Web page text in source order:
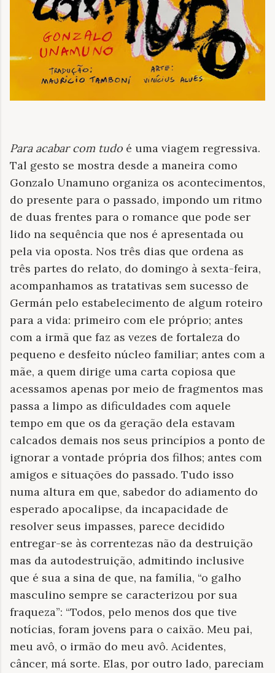
Para acabar com tudo é uma viagem regressiva.
Tal gesto se mostra desde a maneira como
Gonzalo Unamuno organiza os acontecimentos,
do presente para o passado, impondo um ritmo
de duas frentes para o romance que pode ser
lido na sequência que nos é apresentada ou
pela via oposta. Nos três dias que ordena as
três partes do relato, do domingo à sexta-feira,
acompanhamos as tratativas sem sucesso de
Germán pelo estabelecimento de algum roteiro
para a vida: primeiro com ele próprio; antes
com a irmã que faz as vezes de fortaleza do
pequeno e desfeito núcleo familiar; antes com a
mãe, a quem dirige uma carta copiosa que
acessamos apenas por meio de fragmentos mas
passa a limpo as dificuldades com aquele
tempo em que os da geração dela estavam
calcados demais nos seus princípios a ponto de
ignorar a vontade própria dos filhos; antes com
amigos e situações do passado. Tudo isso
numa altura em que, sabedor do adiamento do
esperado apocalipse, da incapacidade de
resolver seus impasses, parece decidido
entregar-se às correntezas não da destruição
mas da autodestruição, admitindo inclusive
que é sua a sina de que, na família, “o galho
masculino sempre se caracterizou por sua
fraqueza”: “Todos, pelo menos dos que tive
notícias, foram jovens para o caixão. Meu pai,
meu avô, o irmão do meu avô. Acidentes,
câncer, má sorte. Elas, por outro lado, pareciam